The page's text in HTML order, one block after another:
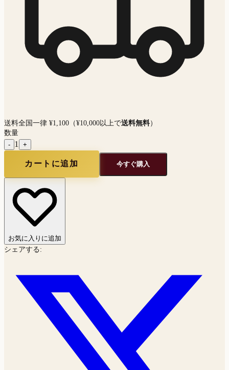
送料全国一律 ¥1,100（¥10,000以上で送料無料）
数量
- 1 +
カートに追加 今すぐ購入
お気に入りに追加
シェアする: